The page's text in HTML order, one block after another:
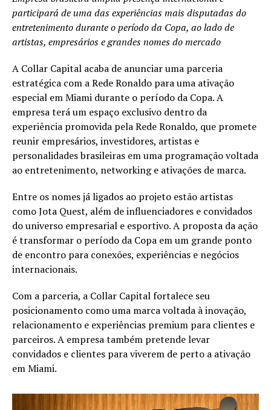
participará de uma das experiências mais disputadas do
entretenimento durante o período da Copa, ao lado de
artistas, empresários e grandes nomes do mercado
A Collar Capital acaba de anunciar uma parceria
estratégica com a Rede Ronaldo para uma ativação
especial em Miami durante o período da Copa. A
empresa terá um espaço exclusivo dentro da
experiência promovida pela Rede Ronaldo, que promete
reunir empresários, investidores, artistas e
personalidades brasileiras em uma programação voltada
ao entretenimento, networking e ativações de marca.
Entre os nomes já ligados ao projeto estão artistas
como Jota Quest, além de influenciadores e convidados
do universo empresarial e esportivo. A proposta da ação
é transformar o período da Copa em um grande ponto
de encontro para conexões, experiências e negócios
internacionais.
Com a parceria, a Collar Capital fortalece seu
posicionamento como uma marca voltada à inovação,
relacionamento e experiências premium para clientes e
parceiros. A empresa também pretende levar
convidados e clientes para viverem de perto a ativação
em Miami.